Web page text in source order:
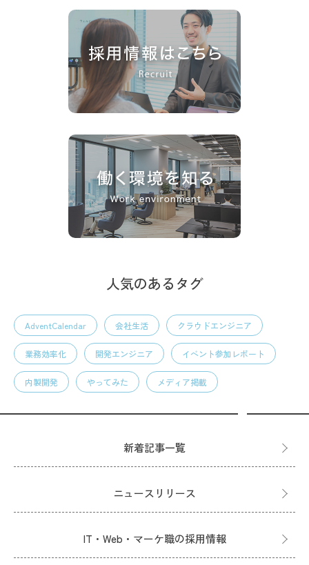
人気のあるタグ
AdventCalendar 会社生活 クラウドエンジニア
業務効率化 開発エンジニア イベント参加レポート
内製開発 やってみた メディア掲載
新着記事一覧
ニュースリリース
IT・Web・マーケ職の採用情報